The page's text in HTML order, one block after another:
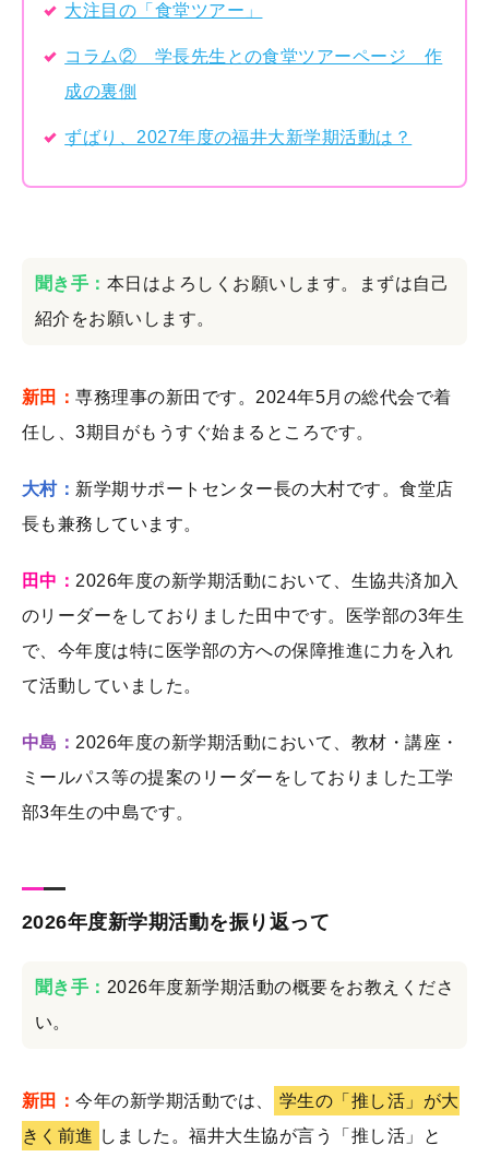
大注目の「食堂ツアー」
コラム② 学長先生との食堂ツアーページ 作
成の裏側
ずばり、2027年度の福井大新学期活動は？
聞き手： 本日はよろしくお願いします。まずは自己
紹介をお願いします。
新田：専務理事の新田です。2024年5月の総代会で着
任し、3期目がもうすぐ始まるところです。
大村： 新学期サポートセンター長の大村です。食堂店
長も兼務しています。
田中： 2026年度の新学期活動において、生協共済加入
のリーダーをしておりました田中です。医学部の3年生
で、今年度は特に医学部の方への保障推進に力を入れ
て活動していました。
中島： 2026年度の新学期活動において、教材・講座・
ミールパス等の提案のリーダーをしておりました工学
部3年生の中島です。
2026年度新学期活動を振り返って
聞き手： 2026年度新学期活動の概要をお教えくださ
い。
新田：今年の新学期活動では、
学生の「推し活」が大
きく前進 しました。福井大生協が言う「推し活」と